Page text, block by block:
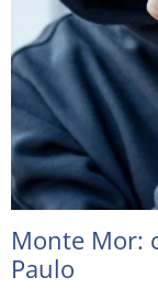
Monte Mor:
Paulo